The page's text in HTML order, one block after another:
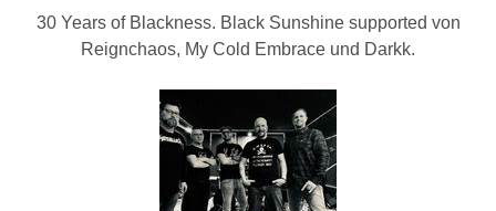
30 Years of Blackness. Black Sunshine supported von
Reignchaos, My Cold Embrace und Darkk.